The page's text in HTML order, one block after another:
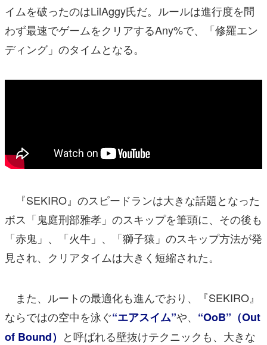
電ファミニコゲーマーとは？
運営：株式会社マレ
イムを破ったのはLilAggy氏だ。ルールは進行度を問
わず最速でゲームをクリアするAny%で、「修羅エン
ディング」のタイムとなる。
『SEKIRO』のスピードランは大きな話題となった
ボス「鬼庭刑部雅孝」のスキップを筆頭に、その後も
「赤鬼」、「火牛」、「獅子猿」のスキップ方法が発
見され、クリアタイムは大きく短縮された。
また、ルートの最適化も進んでおり、『SEKIRO』
ならではの空中を泳ぐ“エアスイム”や、 “OoB”（Out
of Bound） と呼ばれる壁抜けテクニックも、大きな